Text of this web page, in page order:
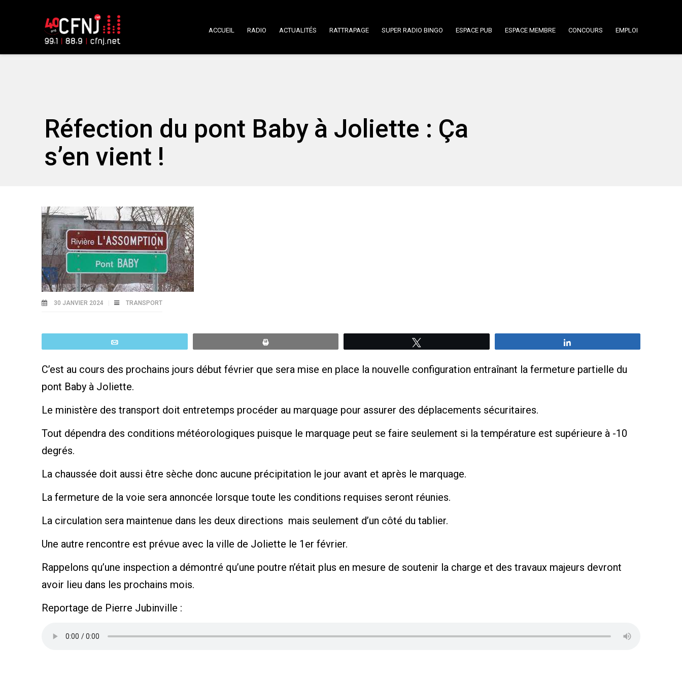
ACCUEIL RADIO ACTUALITÉS RATTRAPAGE SUPER RADIO BINGO ESPACE PUB ESPACE MEMBRE CONCOURS EMPLOI
Réfection du pont Baby à Joliette : Ça
s’en vient !
30 JANVIER 2024 TRANSPORT
C’est au cours des prochains jours début février que sera mise en place la nouvelle configuration entraînant la fermeture partielle du
pont Baby à Joliette.
Le ministère des transport doit entretemps procéder au marquage pour assurer des déplacements sécuritaires.
Tout dépendra des conditions météorologiques puisque le marquage peut se faire seulement si la température est supérieure à -10
degrés.
La chaussée doit aussi être sèche donc aucune précipitation le jour avant et après le marquage.
La fermeture de la voie sera annoncée lorsque toute les conditions requises seront réunies.
La circulation sera maintenue dans les deux directions mais seulement d’un côté du tablier.
Une autre rencontre est prévue avec la ville de Joliette le 1er février.
Rappelons qu’une inspection a démontré qu’une poutre n’était plus en mesure de soutenir la charge et des travaux majeurs devront
avoir lieu dans les prochains mois.
Reportage de Pierre Jubinville :